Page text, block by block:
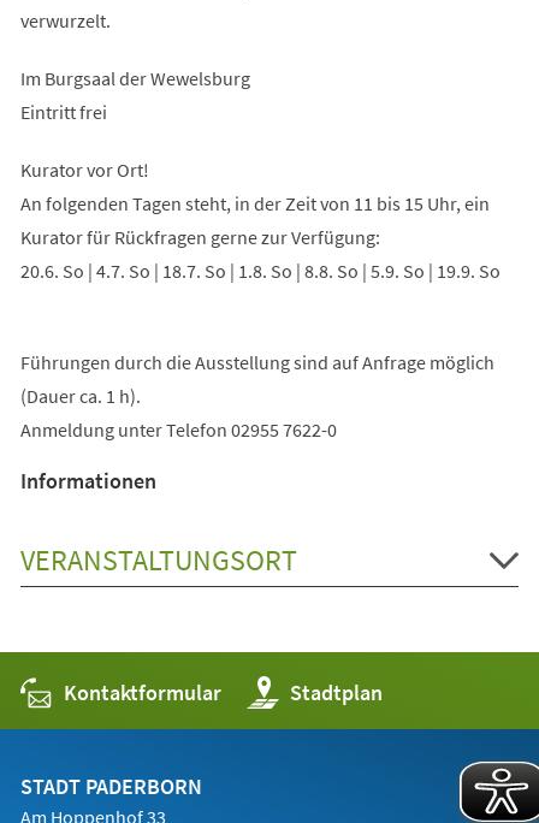
verwurzelt.
Im Burgsaal der Wewelsburg
Eintritt frei
Kurator vor Ort!
An folgenden Tagen steht, in der Zeit von 11 bis 15 Uhr, ein
Kurator für Rückfragen gerne zur Verfügung:
20.6. So | 4.7. So | 18.7. So | 1.8. So | 8.8. So | 5.9. So | 19.9. So
Führungen durch die Ausstellung sind auf Anfrage möglich
(Dauer ca. 1 h).
Anmeldung unter Telefon 02955 7622-0
Informationen
VERANSTALTUNGSORT
Kontaktformular Stadtplan
(Öffnet
in
einem
STADT PADERBORN
Am Hoppenhof 33